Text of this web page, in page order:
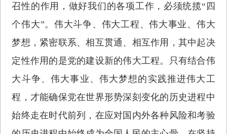
召性的作用，做好我们的各项工作，必须统揽“四
个伟大”。伟大斗争、伟大工程、伟大事业、伟大
梦想，紧密联系、相互贯通、相互作用，其中起决
定性作用的是党的建设新的伟大工程。只有结合伟
大斗争、伟大事业、伟大梦想的实践推进伟大工
程，才能确保党在世界形势深刻变化的历史进程中
始终走在时代前列，在应对国内外各种风险和考验